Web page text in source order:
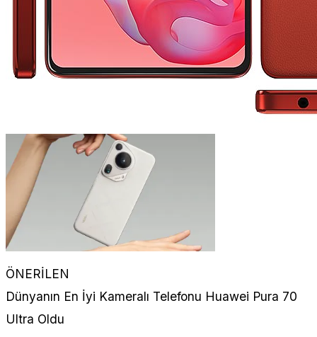
ÖNERİLEN
Dünyanın En İyi Kameralı Telefonu Huawei Pura 70
Ultra Oldu